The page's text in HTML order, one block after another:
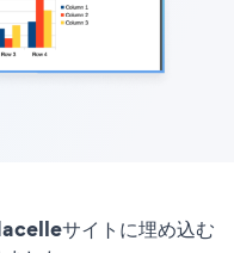
サイトに埋め込む